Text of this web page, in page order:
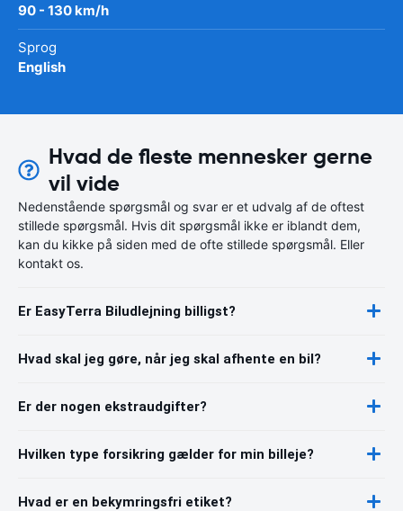
90 - 130 km/h
Sprog
English
Hvad de fleste mennesker gerne
vil vide
Nedenstående spørgsmål og svar er et udvalg af de oftest
stillede spørgsmål. Hvis dit spørgsmål ikke er iblandt dem,
kan du kikke på siden med de ofte stillede spørgsmål. Eller
kontakt os.
Er EasyTerra Biludlejning billigst?
Hvad skal jeg gøre, når jeg skal afhente en bil?
Er der nogen ekstraudgifter?
Hvilken type forsikring gælder for min billeje?
Hvad er en bekymringsfri etiket?